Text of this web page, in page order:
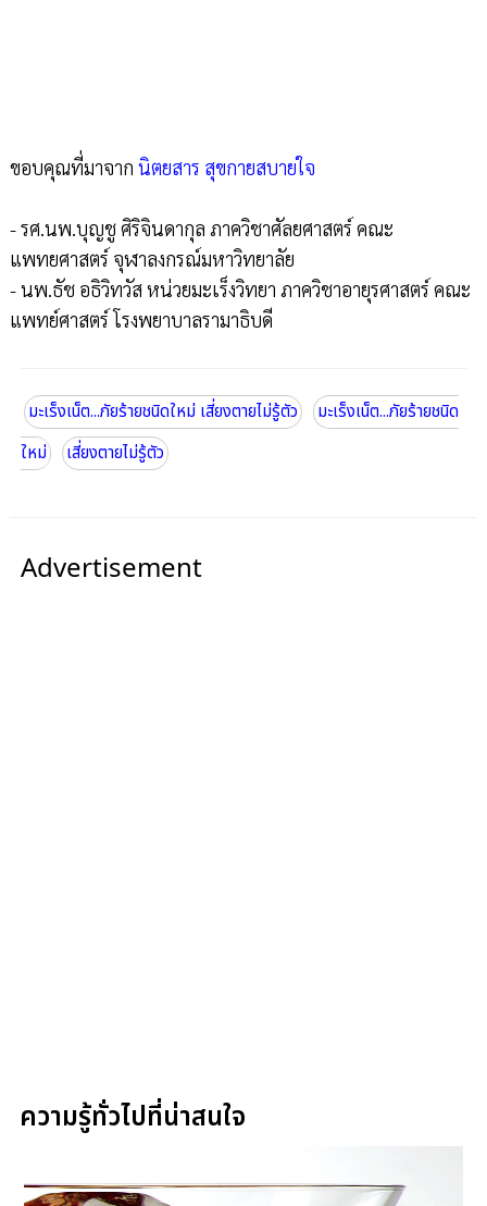
ขอบคุณที่มาจาก นิตยสาร สุขกายสบายใจ
- รศ.นพ.บุญชู ศิริจินดากุล ภาควิชาศัลยศาสตร์ คณะ
แพทยศาสตร์ จุฬาลงกรณ์มหาวิทยาลัย
- นพ.ธัช อธิวิทวัส หน่วยมะเร็งวิทยา ภาควิชาอายุรศาสตร์ คณะ
แพทย์ศาสตร์ โรงพยาบาลรามาธิบดี
มะเร็งเน็ต...ภัยร้ายชนิดใหม่ เสี่ยงตายไม่รู้ตัว
มะเร็งเน็ต...ภัยร้ายชนิด
ใหม่
เสี่ยงตายไม่รู้ตัว
Advertisement
ความรู้ทั่วไปที่น่าสนใจ